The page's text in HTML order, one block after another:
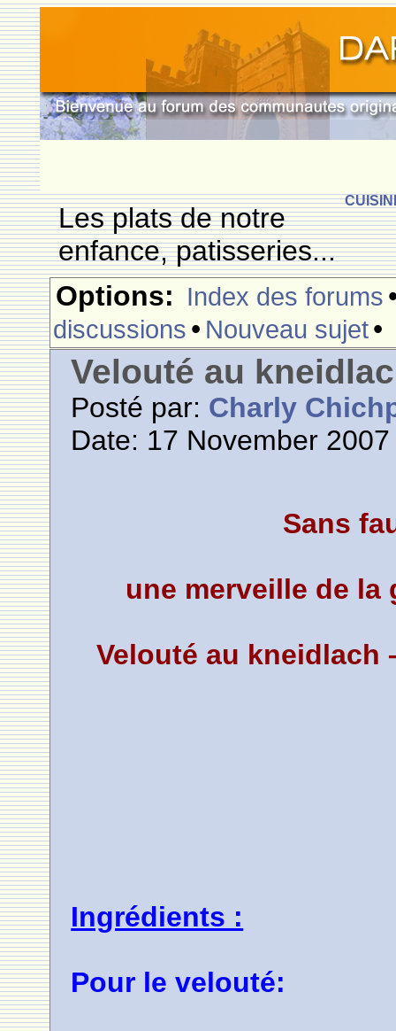
Les plats de notre
enfance, patisseries...
Options: Index des forums
discussions • Nouveau sujet•
Velouté au
Posté par: Charly
Date: 17 November
Sans
une merveille de la
Velouté au kneidlach
Ingrédients :
Pour le velouté: